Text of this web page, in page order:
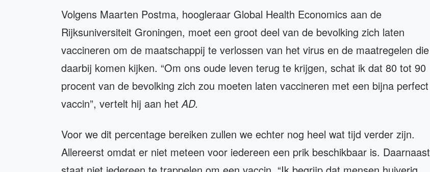
Volgens Maarten Postma, hoogleraar Global Health Economics aan de
Rijksuniversiteit Groningen, moet een groot deel van de bevolking zich laten
vaccineren om de maatschappij te verlossen van het virus en de maatregelen die
daarbij komen kijken. “Om ons oude leven terug te krijgen, schat ik dat 80 tot 90
procent van de bevolking zich zou moeten laten vaccineren met een bijna perfect
vaccin”, vertelt hij aan hetAD.
Voor we dit percentage bereiken zullen we echter nog heel wat tijd verder zijn.
Allereerst omdat er niet meteen voor iedereen een prik beschikbaar is. Daarnaast